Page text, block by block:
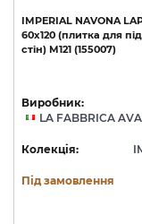
IMPERIAL NAVONA
60х120 (плитка для
стін) M121 (155007)
Виробник:
LA FABBRICA AVA
Колекція:
Під замовлення